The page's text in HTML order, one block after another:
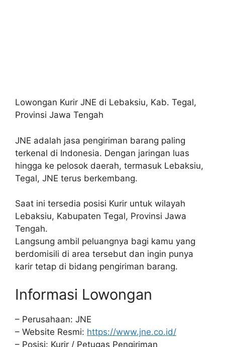
Lowongan Kurir JNE di Lebaksiu, Kab. Tegal,
Provinsi Jawa Tengah
JNE adalah jasa pengiriman barang paling
terkenal di Indonesia. Dengan jaringan luas
hingga ke pelosok daerah, termasuk Lebaksiu,
Tegal, JNE terus berkembang.
Saat ini tersedia posisi Kurir untuk wilayah
Lebaksiu, Kabupaten Tegal, Provinsi Jawa
Tengah.
Langsung ambil peluangnya bagi kamu yang
berdomisili di area tersebut dan ingin punya
karir tetap di bidang pengiriman barang.
Informasi Lowongan
– Perusahaan: JNE
– Website Resmi: https://www.jne.co.id/
– Posisi: Kurir / Petugas Pengiriman